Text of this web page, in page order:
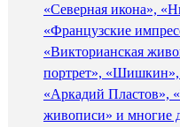
«Северная икона»,
«Французские
«Викторианская
портрет»,
«Аркадий Пластов»,
живописи» и многие